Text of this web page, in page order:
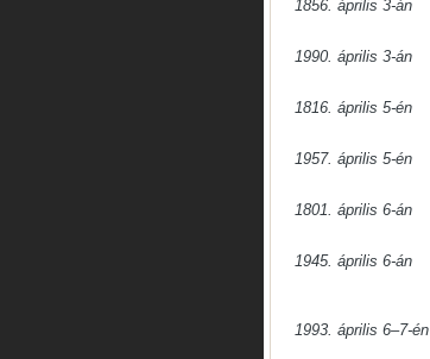
1856. április 3-án
1990. április 3-án
1816. április 5-én
1957. április 5-én
1801. április 6-án
1945. április 6-án
1993. április 6–7-én